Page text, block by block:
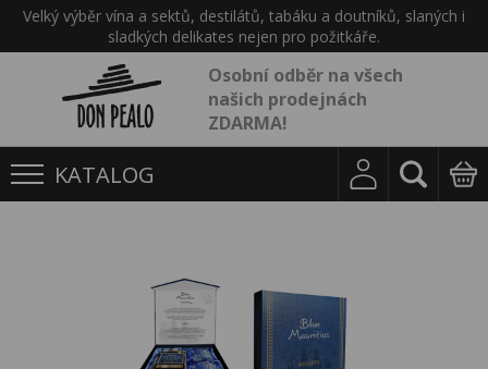
Velký výběr vína a sektů, destilátů, tabáku a doutníků, slaných i
sladkých delikates nejen pro požitkáře.
Osobní odběr na všech
našich prodejnách
ZDARMA!
KATALOG